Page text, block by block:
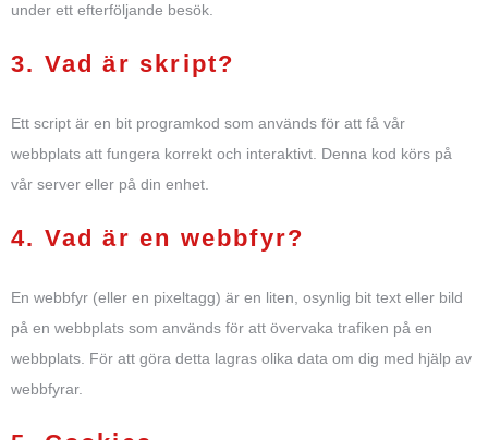
under ett efterföljande besök.
3. Vad är skript?
Ett script är en bit programkod som används för att få vår
webbplats att fungera korrekt och interaktivt. Denna kod körs på
vår server eller på din enhet.
4. Vad är en webbfyr?
En webbfyr (eller en pixeltagg) är en liten, osynlig bit text eller bild
på en webbplats som används för att övervaka trafiken på en
webbplats. För att göra detta lagras olika data om dig med hjälp av
webbfyrar.